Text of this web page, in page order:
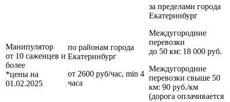
Манипулятор
от 10 саженцев и
более
*цены на
01.02.2025
по районам города
Екатеринбург
от 2600 руб/час, min 4
часа
за пределами города
Екатеринбург
Междугородние
перевозки
до 50 км: 18 000 руб.
Междугородние
перевозки свыше 50
км: 90 руб./км
(дорога оплачивается